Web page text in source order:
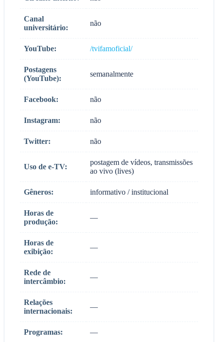
Canal
universitário:
não
YouTube: /tvifamoficial/
Postagens
(YouTube):
semanalmente
Facebook: não
Instagram: não
Twitter: não
Uso de e-TV:
postagem de vídeos, transmissões
ao vivo (lives)
Gêneros: informativo / institucional
Horas de
produção:
—
Horas de
exibição:
—
Rede de
intercâmbio:
—
Relações
internacionais:
—
Programas: —